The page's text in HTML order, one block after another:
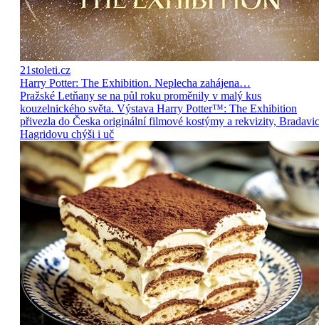
21stoleti.cz
Harry Potter: The Exhibition. Neplecha zahájena…
Pražské Letňany se na půl roku proměnily v malý kus
kouzelnického světa. Výstava Harry Potter™: The Exhibition
přivezla do Česka originální filmové kostýmy a rekvizity,
Hagridovu chýši i uč